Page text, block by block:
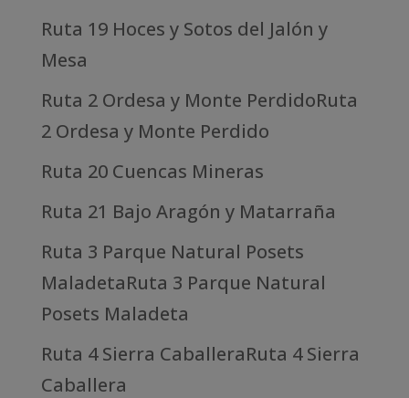
Ruta 19 Hoces y Sotos del Jalón y
Mesa
Ruta 2 Ordesa y Monte PerdidoRuta
2 Ordesa y Monte Perdido
Ruta 20 Cuencas Mineras
Ruta 21 Bajo Aragón y Matarraña
Ruta 3 Parque Natural Posets
MaladetaRuta 3 Parque Natural
Posets Maladeta
Ruta 4 Sierra CaballeraRuta 4 Sierra
Caballera